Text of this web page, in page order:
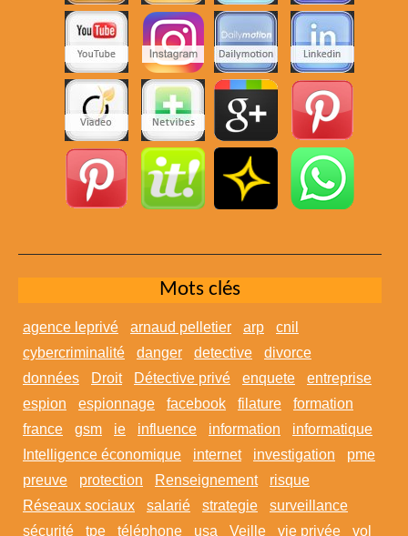
Mots clés
agence leprivé arnaud pelletier arp
cnil
cybercriminalité
danger detective
divorce
données
Droit Détective privé enquete
entreprise
espion
espionnage facebook filature
formation
france
gsm ie influence information
informatique
Intelligence économique
internet investigation
pme
preuve
protection Renseignement
risque
Réseaux sociaux
salarié strategie
surveillance
sécurité
tpe téléphone usa Veille vie privée vol